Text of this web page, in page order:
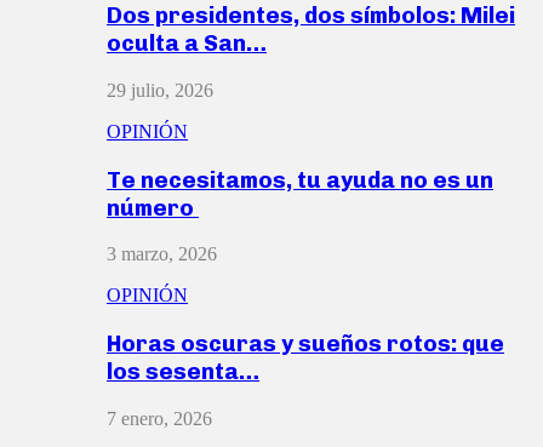
Dos presidentes, dos símbolos: Milei
oculta a San…
29 julio, 2026
OPINIÓN
Te necesitamos, tu ayuda no es un
número
3 marzo, 2026
OPINIÓN
Horas oscuras y sueños rotos: que
los sesenta…
7 enero, 2026